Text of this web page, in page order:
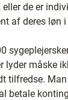
de er
af deres løn
lyder måske
tilfredse.
betale